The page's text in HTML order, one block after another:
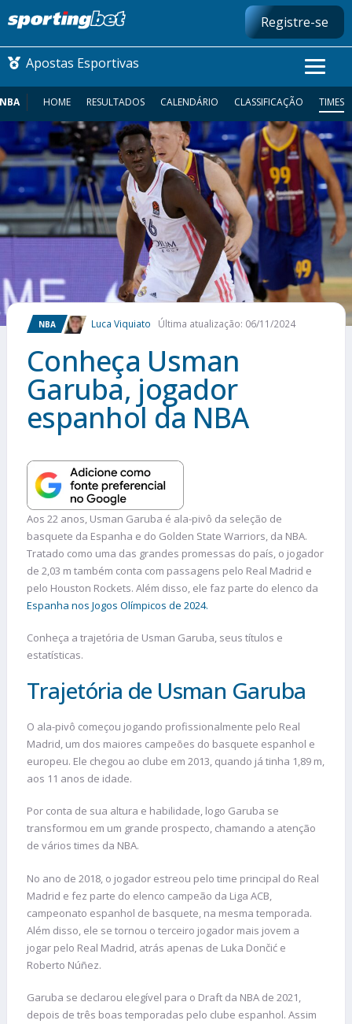
Registre-se
Apostas Esportivas
CONMEBOL LIBERTADORES
FUTEBOL NACIONAL
FUTEBOL INTERNACIONAL
COMO APOSTAR
MAIS ESPORTES
NBA HOME RESULTADOS CALENDÁRIO CLASSIFICAÇÃO TIMES
NBA Luca Viquiato Última atualização: 06/11/2024
Conheça Usman
Garuba, jogador
espanhol da NBA
Aos 22 anos, Usman Garuba é ala-pivô da seleção de
basquete da Espanha e do Golden State Warriors, da NBA.
Tratado como uma das grandes promessas do país, o jogador
de 2,03 m também conta com passagens pelo Real Madrid e
pelo Houston Rockets. Além disso, ele faz parte do elenco da
Espanha nos Jogos Olímpicos de 2024.
Conheça a trajetória de Usman Garuba, seus títulos e
estatísticas.
Trajetória de Usman Garuba
O ala-pivô começou jogando profissionalmente pelo Real
Madrid, um dos maiores campeões do basquete espanhol e
europeu. Ele chegou ao clube em 2013, quando já tinha 1,89 m,
aos 11 anos de idade.
Por conta de sua altura e habilidade, logo Garuba se
transformou em um grande prospecto, chamando a atenção
de vários times da NBA.
No ano de 2018, o jogador estreou pelo time principal do Real
Madrid e fez parte do elenco campeão da Liga ACB,
campeonato espanhol de basquete, na mesma temporada.
Além disso, ele se tornou o terceiro jogador mais jovem a
jogar pelo Real Madrid, atrás apenas de Luka Dončić e
Roberto Núñez.
Garuba se declarou elegível para o Draft da NBA de 2021,
depois de três boas temporadas pelo clube espanhol. Assim